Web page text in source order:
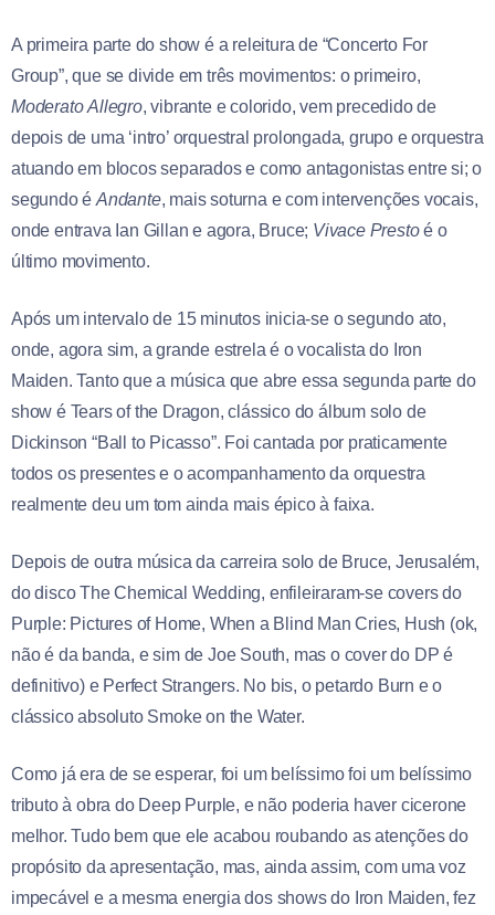
A primeira parte do show é a releitura de “Concerto For
Group”, que se divide em três movimentos: o primeiro,
Moderato Allegro, vibrante e colorido, vem precedido de
depois de uma ‘intro’ orquestral prolongada, grupo e orquestra
atuando em blocos separados e como antagonistas entre si; o
segundo éAndante, mais soturna e com intervenções vocais,
onde entrava Ian Gillan e agora, Bruce; Vivace Prestoé o
último movimento.
Após um intervalo de 15 minutos inicia-se o segundo ato,
onde, agora sim, a grande estrela é o vocalista do Iron
Maiden. Tanto que a música que abre essa segunda parte do
show é Tears of the Dragon, clássico do álbum solo de
Dickinson “Ball to Picasso”. Foi cantada por praticamente
todos os presentes e o acompanhamento da orquestra
realmente deu um tom ainda mais épico à faixa.
Depois de outra música da carreira solo de Bruce, Jerusalém,
do disco The Chemical Wedding, enfileiraram-se covers do
Purple: Pictures of Home, When a Blind Man Cries, Hush (ok,
não é da banda, e sim de Joe South, mas o cover do DP é
definitivo) e Perfect Strangers. No bis, o petardo Burn e o
clássico absoluto Smoke on the Water.
Como já era de se esperar, foi um belíssimo foi um belíssimo
tributo à obra do Deep Purple, e não poderia haver cicerone
melhor. Tudo bem que ele acabou roubando as atenções do
propósito da apresentação, mas, ainda assim, com uma voz
impecável e a mesma energia dos shows do Iron Maiden, fez